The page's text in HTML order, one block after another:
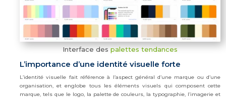
Interface des palettes tendances
L’importance d’une identité visuelle forte
L’identité visuelle fait référence à l’aspect général d’une marque ou d’une
organisation, et englobe tous les éléments visuels qui composent cette
marque, tels que le logo, la palette de couleurs, la typographie, l’imagerie et